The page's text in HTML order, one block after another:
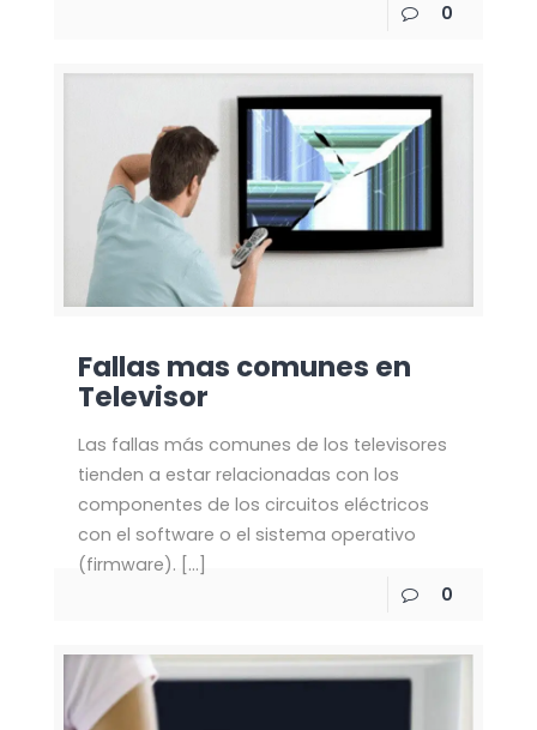
0
Fallas mas comunes en
Televisor
Las fallas más comunes de los televisores
tienden a estar relacionadas con los
componentes de los circuitos eléctricos
con el software o el sistema operativo
(firmware). […]
0